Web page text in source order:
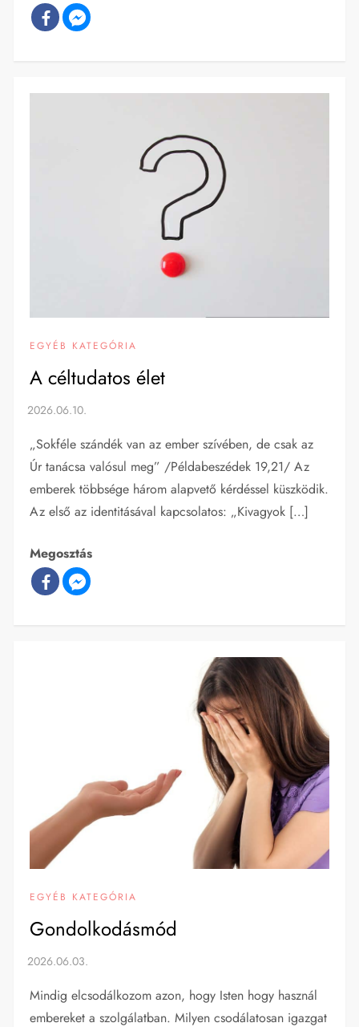
EGYÉB KATEGÓRIA
A céltudatos élet
„Sokféle szándék van az ember szívében, de csak az
Úr tanácsa valósul meg” /Példabeszédek 19,21/ Az
emberek többsége három alapvető kérdéssel küszködik.
Az első az identitásával kapcsolatos: „Kivagyok […]
Megosztás
EGYÉB KATEGÓRIA
Gondolkodásmód
Mindig elcsodálkozom azon, hogy Isten hogy használ
embereket a szolgálatban. Milyen csodálatosan igazgat